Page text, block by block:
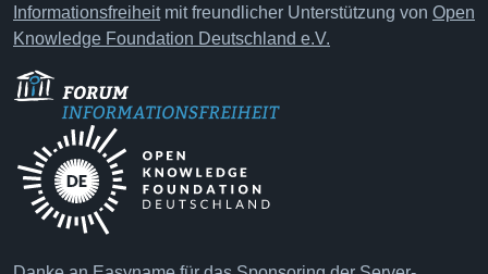
Informationsfreiheitmit freundlicher Unterstützung von Open
Knowledge Foundation Deutschland e.V.